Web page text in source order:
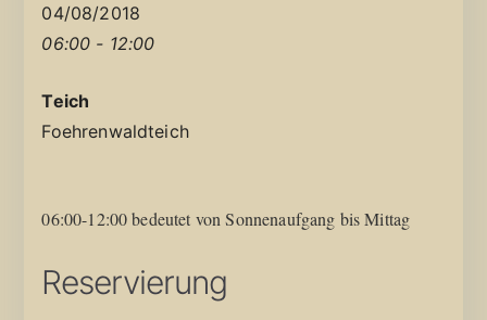
04/08/2018
06:00 - 12:00
Teich
Foehrenwaldteich
06:00-12:00 bedeutet von Sonnenaufgang bis Mittag
Reservierung